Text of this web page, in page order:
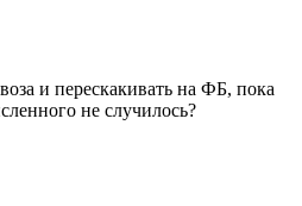
и перескакивать на ФБ, пока
не случилось?